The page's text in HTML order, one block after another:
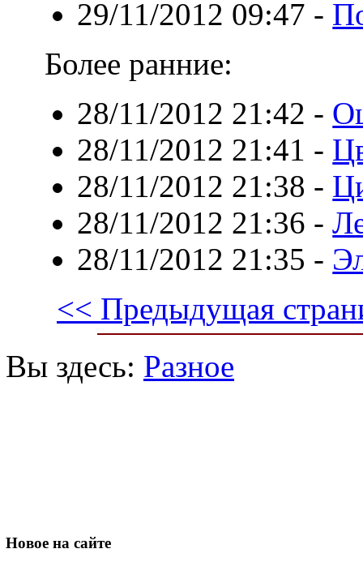
29/11/2012 09:47 -
Более ранние:
28/11/2012 21:42 -
28/11/2012 21:41 -
28/11/2012 21:38 -
28/11/2012 21:36 -
28/11/2012 21:35 -
<< Предыдущая
Вы здесь: Разное
Новое на сайте